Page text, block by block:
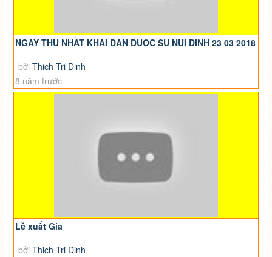
NGAY THU NHAT KHAI DAN DUOC SU NUI DINH 23 03 2018
bởi Thich Tri Dinh
8 năm trước
Lễ xuất Gia
bởi Thich Tri Dinh